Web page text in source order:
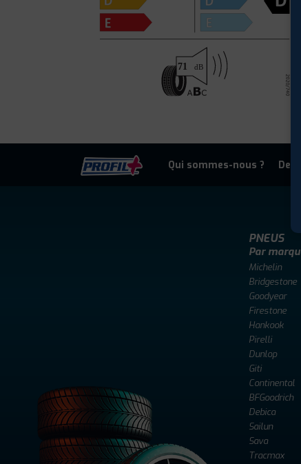
Qui sommes-nous ?
PNEUS
Par
Michelin
Bridgestone
Goodyear
Firestone
Hankook
Pirelli
Dunlop
Giti
Continental
BFGoodrich
Debica
Sailun
Sava
Tracmax